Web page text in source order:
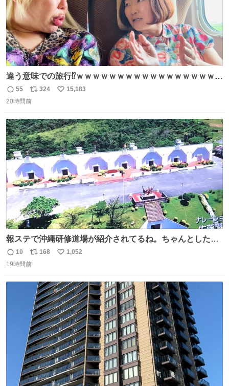
違う意味での旅行⁉️ｗｗｗｗｗｗｗｗｗｗｗｗｗｗｗｗｗｗ
ｗ
返
信
55
リ
ポ
ト
数
324
い
数
15,183
20時間前
報ステで沖縄研修道場が紹介されてるね。ちゃんとした名
前出してないけど。#報道ステーション
返
信
10
リ
ポ
ト
数
168
い
数
1,052
19時間前